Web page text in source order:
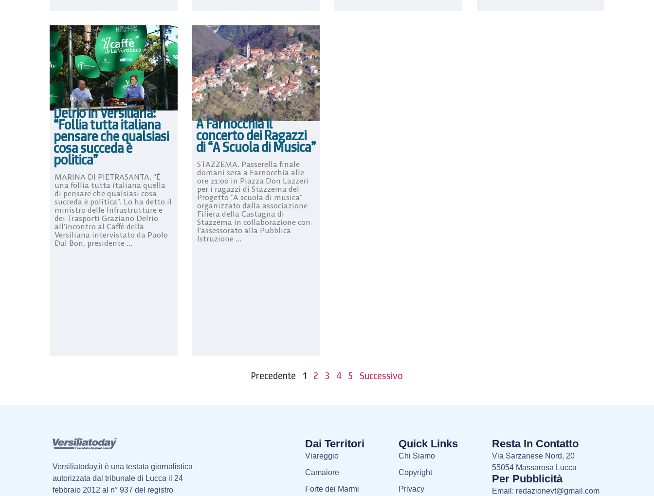
Delrio in Versiliana:
“Follia tutta italiana
pensare che qualsiasi
cosa succeda è
politica”
MARINA DI PIETRASANTA. “È
una follia tutta italiana quella
di pensare che qualsiasi cosa
succeda è politica”. Lo ha detto il
ministro delle Infrastrutture e
dei Trasporti Graziano Delrio
all’incontro al Caffè della
Versiliana intervistato da Paolo
Dal Bon, presidente ...
A Farnocchia il
concerto dei Ragazzi
di “A Scuola di Musica”
STAZZEMA. Passerella finale
domani sera a Farnocchia alle
ore 21:00 in Piazza Don Lazzeri
per i ragazzi di Stazzema del
Progetto “A scuola di musica”
organizzato dalla associazione
Filiera della Castagna di
Stazzema in collaborazione con
l’assessorato alla Pubblica
Istruzione ...
Precedente 1 2 3 4 5 Successivo
Versiliatoday.it è una testata giornalistica
autorizzata dal tribunale di Lucca il 24
febbraio 2012 al n° 937 del registro
Dai Territori
Viareggio
Camaiore
Forte dei Marmi
Quick Links
Chi Siamo
Copyright
Privacy
Resta In Contatto
Via Sarzanese Nord, 20
55054 Massarosa Lucca
Per Pubblicità
Email: redazionevt@gmail.com